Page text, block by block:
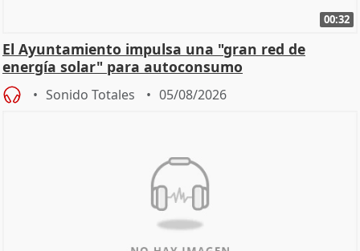
00:32
El Ayuntamiento impulsa una "gran red de
energía solar" para autoconsumo
Sonido Totales 05/08/2026